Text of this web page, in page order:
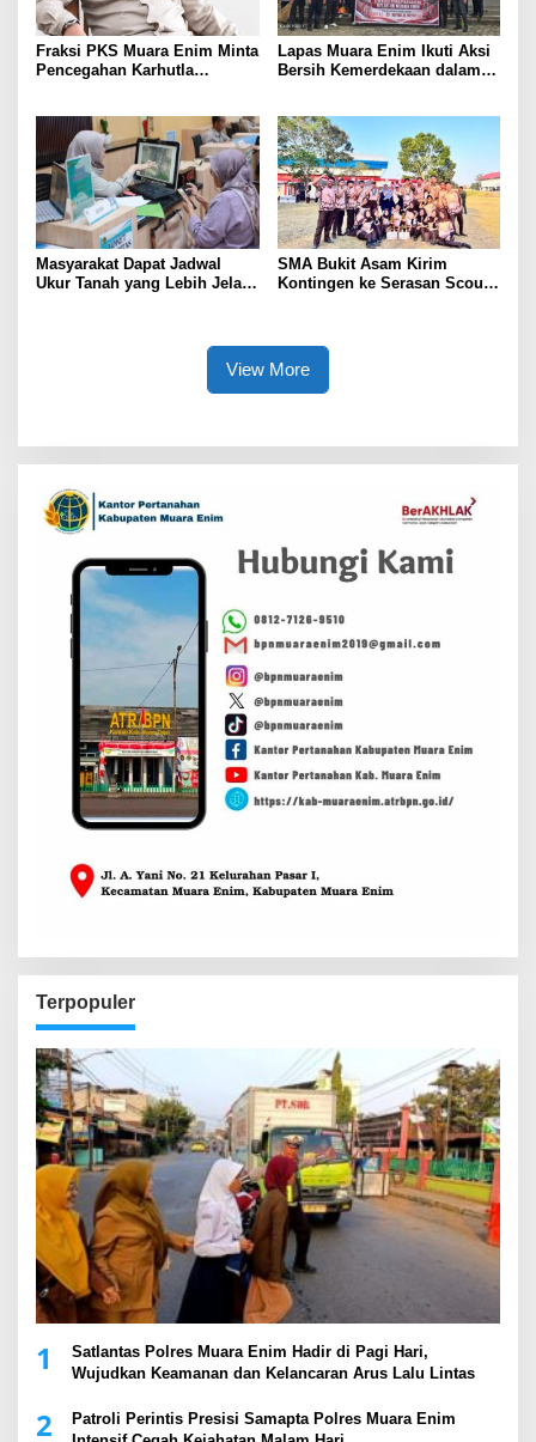
Fraksi PKS Muara Enim Minta
Pencegahan Karhutla
Lapas Muara Enim Ikuti Aksi
Bersih Kemerdekaan dalam
Masyarakat Dapat Jadwal
Ukur Tanah yang Lebih Jelas
SMA Bukit Asam Kirim
Kontingen ke Serasan Scout
View More
Terpopuler
1
Satlantas Polres Muara Enim Hadir di Pagi Hari,
Wujudkan Keamanan dan Kelancaran Arus Lalu Lintas
2
Patroli Perintis Presisi Samapta Polres Muara Enim